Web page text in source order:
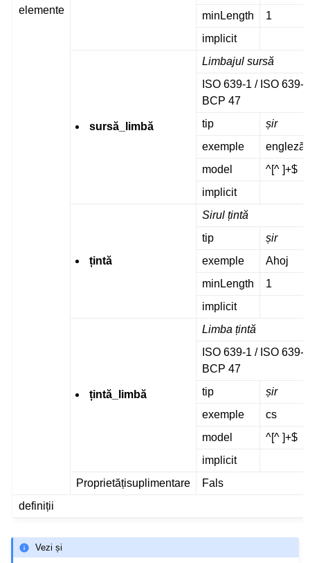
elemente
minLength
1
implicit
sursă_limbă
Limbajul sursă
ISO 639-1 / ISO 639-
BCP 47
tip
șir
exemple
engleză
model
^[^ ]+$
implicit
țintă
Sirul țintă
tip
șir
exemple
Ahoj
minLength
1
implicit
țintă_limbă
Limba țintă
ISO 639-1 / ISO 639-
BCP 47
tip
șir
exemple
cs
model
^[^ ]+$
implicit
Proprietățisuplimentare
Fals
definiții
Vezi și